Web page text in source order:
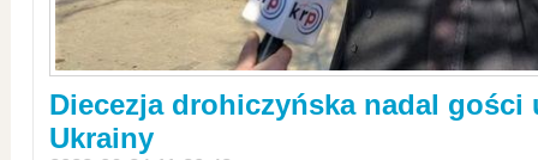
Diecezja drohiczyńska nadal gości
Ukrainy